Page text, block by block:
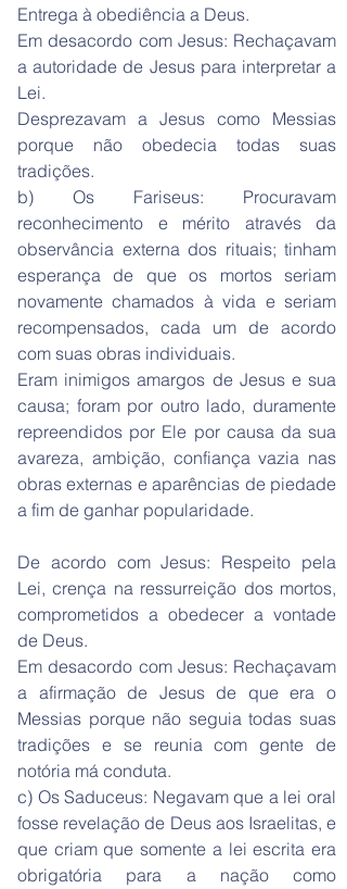
Entrega à obediência a Deus.
Em desacordo com Jesus: Rechaçavam
a autoridade de Jesus para interpretar a
Lei.
Desprezavam a Jesus como Messias
porque não obedecia todas suas
tradições.
b) Os Fariseus: Procuravam
reconhecimento e mérito através da
observância externa dos rituais; tinham
esperança de que os mortos seriam
novamente chamados à vida e seriam
recompensados, cada um de acordo
com suas obras individuais.
Eram inimigos amargos de Jesus e sua
causa; foram por outro lado, duramente
repreendidos por Ele por causa da sua
avareza, ambição, confiança vazia nas
obras externas e aparências de piedade
a fim de ganhar popularidade.
De acordo com Jesus: Respeito pela
Lei, crença na ressurreição dos mortos,
comprometidos a obedecer a vontade
de Deus.
Em desacordo com Jesus: Rechaçavam
a afirmação de Jesus de que era o
Messias porque não seguia todas suas
tradições e se reunia com gente de
notória má conduta.
c) Os Saduceus: Negavam que a lei oral
fosse revelação de Deus aos Israelitas, e
que criam que somente a lei escrita era
obrigatória para a nação como